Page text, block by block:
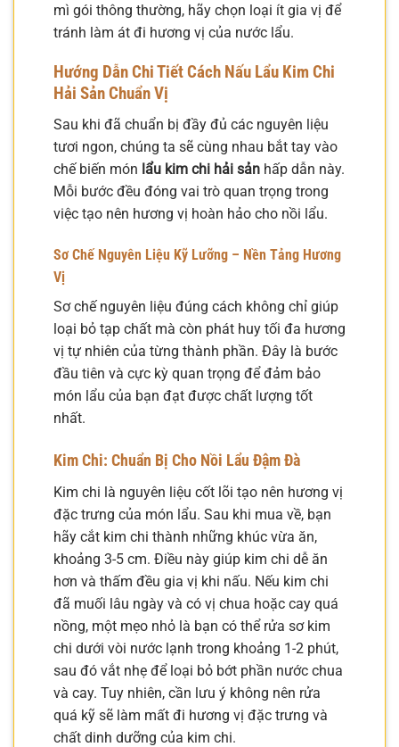
mì gói thông thường, hãy chọn loại ít gia vị để
tránh làm át đi hương vị của nước lẩu.
Hướng Dẫn Chi Tiết Cách Nấu Lẩu Kim Chi
Hải Sản Chuẩn Vị
Sau khi đã chuẩn bị đầy đủ các nguyên liệu
tươi ngon, chúng ta sẽ cùng nhau bắt tay vào
chế biến món lẩu kim chi hải sản hấp dẫn này.
Mỗi bước đều đóng vai trò quan trọng trong
việc tạo nên hương vị hoàn hảo cho nồi lẩu.
Sơ Chế Nguyên Liệu Kỹ Lưỡng – Nền Tảng Hương
Vị
Sơ chế nguyên liệu đúng cách không chỉ giúp
loại bỏ tạp chất mà còn phát huy tối đa hương
vị tự nhiên của từng thành phần. Đây là bước
đầu tiên và cực kỳ quan trọng để đảm bảo
món lẩu của bạn đạt được chất lượng tốt
nhất.
Kim Chi: Chuẩn Bị Cho Nồi Lẩu Đậm Đà
Kim chi là nguyên liệu cốt lõi tạo nên hương vị
đặc trưng của món lẩu. Sau khi mua về, bạn
hãy cắt kim chi thành những khúc vừa ăn,
khoảng 3-5 cm. Điều này giúp kim chi dễ ăn
hơn và thấm đều gia vị khi nấu. Nếu kim chi
đã muối lâu ngày và có vị chua hoặc cay quá
nồng, một mẹo nhỏ là bạn có thể rửa sơ kim
chi dưới vòi nước lạnh trong khoảng 1-2 phút,
sau đó vắt nhẹ để loại bỏ bớt phần nước chua
và cay. Tuy nhiên, cần lưu ý không nên rửa
quá kỹ sẽ làm mất đi hương vị đặc trưng và
chất dinh dưỡng của kim chi.